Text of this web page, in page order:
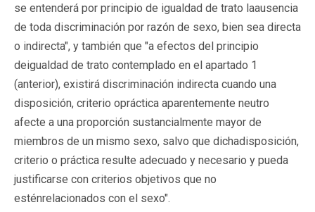
se entenderá por principio de igualdad de trato laausencia
de toda discriminación por razón de sexo, bien sea directa
o indirecta", y también que "a efectos del principio
deigualdad de trato contemplado en el apartado 1
(anterior), existirá discriminación indirecta cuando una
disposición, criterio opráctica aparentemente neutro
afecte a una proporción sustancialmente mayor de
miembros de un mismo sexo, salvo que dichadisposición,
criterio o práctica resulte adecuado y necesario y pueda
justificarse con criterios objetivos que no
esténrelacionados con el sexo".